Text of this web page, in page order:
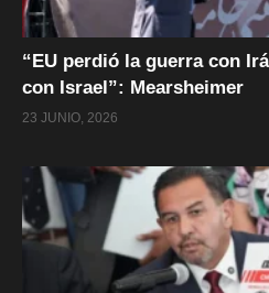
“EU perdió la guerra con
con Israel”: Mearsheimer
23 JUNIO, 2026